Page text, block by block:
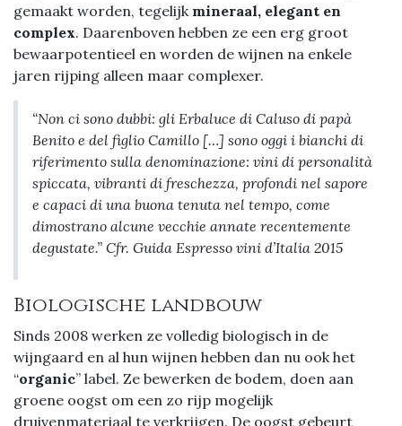
gemaakt worden, tegelijk mineraal, elegant en
complex. Daarenboven hebben ze een erg groot
bewaarpotentieel en worden de wijnen na enkele
jaren rijping alleen maar complexer.
“Non ci sono dubbi: gli Erbaluce di Caluso di papà
Benito e del figlio Camillo […] sono oggi i bianchi di
riferimento sulla denominazione: vini di personalità
spiccata, vibranti di freschezza, profondi nel sapore
e capaci di una buona tenuta nel tempo, come
dimostrano alcune vecchie annate recentemente
degustate.” Cfr. Guida Espresso vini d’Italia 2015
Biologische landbouw
Sinds 2008 werken ze volledig biologisch in de
wijngaard en al hun wijnen hebben dan nu ook het
“organic” label. Ze bewerken de bodem, doen aan
groene oogst om een zo rijp mogelijk
druivenmateriaal te verkrijgen. De oogst gebeurt